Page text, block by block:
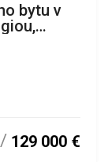
bytu v
129 000 €